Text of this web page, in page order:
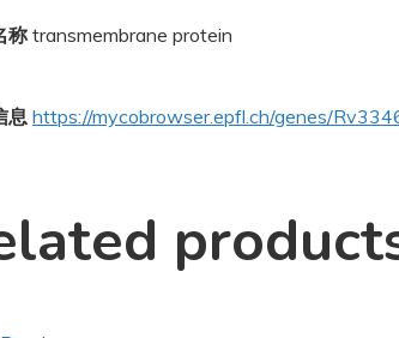
称 transmembrane protein
息 https://mycobrowser.epfl.ch/genes/